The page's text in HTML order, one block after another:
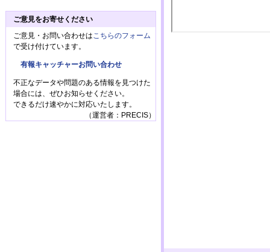
ご意見をお寄せください
ご意見・お問い合わせは こちらのフォーム
で受け付けています。
有報キャッチャーお問い合わせ
不正なデータや問題のある情報を見つけた
場合には、ぜひお知らせください。
できるだけ速やかに対応いたします。
（運営者：PRECIS）